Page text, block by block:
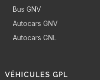
Bus GNV
Autocars GNV
Autocars GNL
VÉHICULES GPL